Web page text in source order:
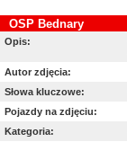
OSP Bednary
Opis:
Autor zdjęcia:
Słowa kluczowe:
Pojazdy na zdjęciu:
Kategoria: